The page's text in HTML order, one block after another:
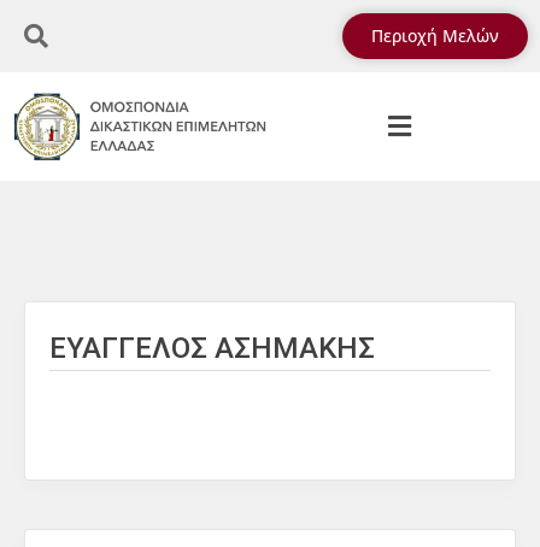
Περιοχή Μελών
ΕΥΑΓΓΕΛΟΣ ΑΣΗΜΑΚΗΣ